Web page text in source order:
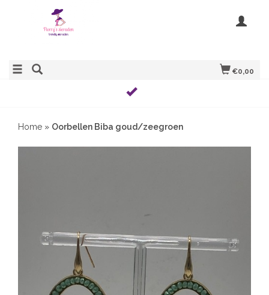
€0,00
Home » Oorbellen Biba goud/zeegroen